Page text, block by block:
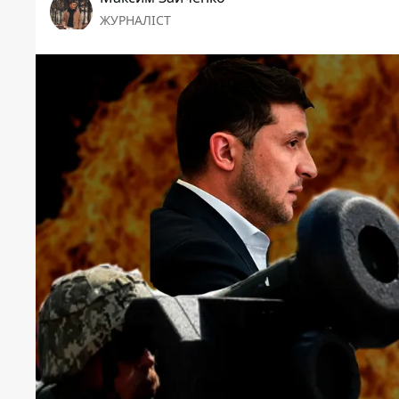
ЖУРНАЛІСТ